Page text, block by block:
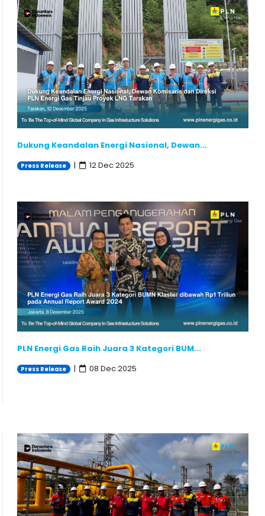
Dukung Keandalan Energi Nasional, Dewan...
Press Release | 12 Dec 2025
PLN Energi Gas Raih Juara 3 Kategori BUM...
Press Release | 08 Dec 2025